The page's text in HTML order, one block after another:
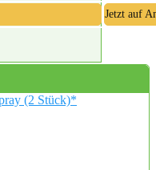
Jetzt auf
(2 Stück)*